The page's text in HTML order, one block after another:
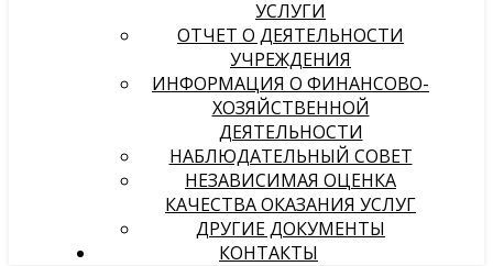
УСЛУГИ
ОТЧЕТ О ДЕЯТЕЛЬНОСТИ
УЧРЕЖДЕНИЯ
ИНФОРМАЦИЯ О ФИНАНСОВО-
ХОЗЯЙСТВЕННОЙ
ДЕЯТЕЛЬНОСТИ
НАБЛЮДАТЕЛЬНЫЙ СОВЕТ
НЕЗАВИСИМАЯ ОЦЕНКА
КАЧЕСТВА ОКАЗАНИЯ УСЛУГ
ДРУГИЕ ДОКУМЕНТЫ
КОНТАКТЫ